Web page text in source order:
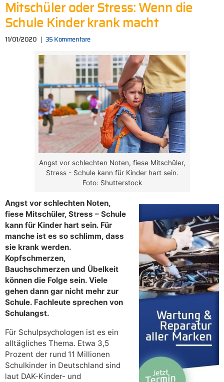
Mitschüler oder Stress: Wenn die
Schule Kinder krank macht
11/01/2020 35 Kommentare
Angst vor schlechten Noten, fiese Mitschüler,
Stress - Schule kann für Kinder hart sein.
Foto: Shutterstock
Angst vor schlechten Noten,
fiese Mitschüler, Stress – Schule
kann für Kinder hart sein. Für
manche ist es so schlimm, dass
sie krank werden.
Kopfschmerzen,
Bauchschmerzen und Übelkeit
können die Folge sein. Viele
gehen dann gar nicht mehr zur
Schule. Fachleute sprechen von
Schulangst.
Für Schulpsychologen ist es ein
alltägliches Thema. Etwa 3,5
Prozent der rund 11 Millionen
Schulkinder in Deutschland sind
laut DAK-Kinder- und